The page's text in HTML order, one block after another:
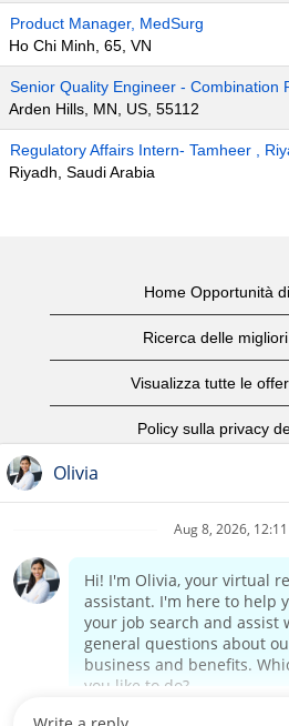
Product Manager, MedSurg
Ho Chi Minh, 65, VN
Senior Quality Engineer - Combination
Arden Hills, MN, US, 55112
Regulatory Affairs Intern- Tamheer ,
Riyadh, Saudi Arabia
Home Opportunità
Ricerca delle
Visualizza tutte le
Policy sulla privacy
Home